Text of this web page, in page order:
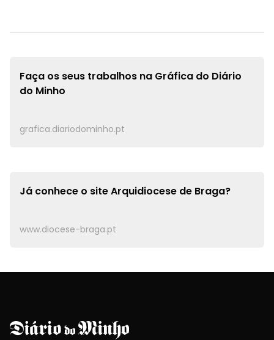
Faça os seus trabalhos na Gráfica do Diário
do Minho
grafica.diariodominho.pt
Já conhece o siteArquidiocese de Braga?
www.diocese-braga.pt